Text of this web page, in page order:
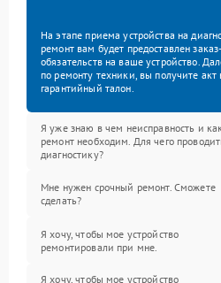
На этапе приема устройства на
ремонт вам будет предоставлен
обязательств на ваше устройство.
по ремонту техники, вы получите
гарантийный талон.
Я уже знаю в чем неисправность и
ремонт необходим. Для чего
диагностику?
Мне нужен срочный ремонт. Сможете
сделать?
Я хочу, чтобы мое устройство
ремонтировали при мне.
Я хочу, чтобы мое устройство